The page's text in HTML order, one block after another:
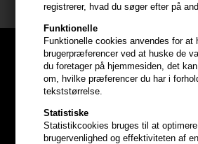
registrerer, hvad du søger efter på
Funktionelle
Funktionelle cookies anvendes for at
brugerpræferencer ved at huske de
du foretager på hjemmesiden, det
om, hvilke præferencer du har i
tekststørrelse.
Statistiske
Statistikcookies bruges til at optimere
brugervenlighed og effektiviteten af